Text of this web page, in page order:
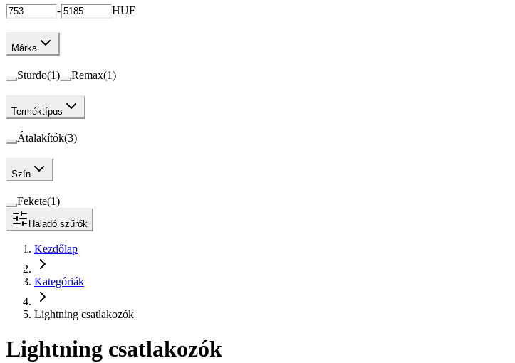
- HUF
Márka
Sturdo(1) Remax(1)
Terméktípus
Átalakítók(3)
Szín
Fekete(1)
Haladó szűrők
Kezdőlap
Kategóriák
Lightning csatlakozók
Lightning csatlakozók